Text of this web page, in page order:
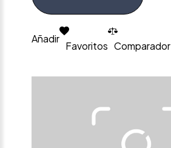
Añadir
Favoritos Comparador